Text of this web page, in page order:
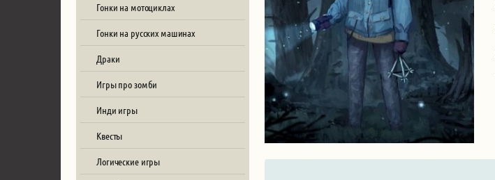
Гонки на мотоциклах
Гонки на русских машинах
Драки
Игры про зомби
Инди игры
Квесты
Логические игры